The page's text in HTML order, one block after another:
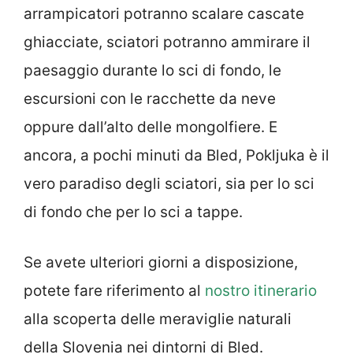
arrampicatori potranno scalare cascate
ghiacciate, sciatori potranno ammirare il
paesaggio durante lo sci di fondo, le
escursioni con le racchette da neve
oppure dall’alto delle mongolfiere. E
ancora, a pochi minuti da Bled, Pokljuka è il
vero paradiso degli sciatori, sia per lo sci
di fondo che per lo sci a tappe.
Se avete ulteriori giorni a disposizione,
potete fare riferimento al nostro itinerario
alla scoperta delle meraviglie naturali
della Slovenia nei dintorni di Bled.